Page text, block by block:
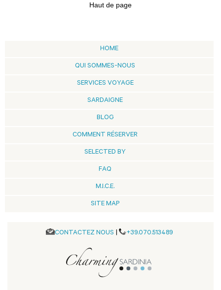
Haut de page
HOME
QUI SOMMES-NOUS
SERVICES VOYAGE
SARDAIGNE
BLOG
COMMENT RÉSERVER
SELECTED BY
FAQ
M.I.C.E.
SITE MAP
CONTACTEZ NOUS | +39.070.513489